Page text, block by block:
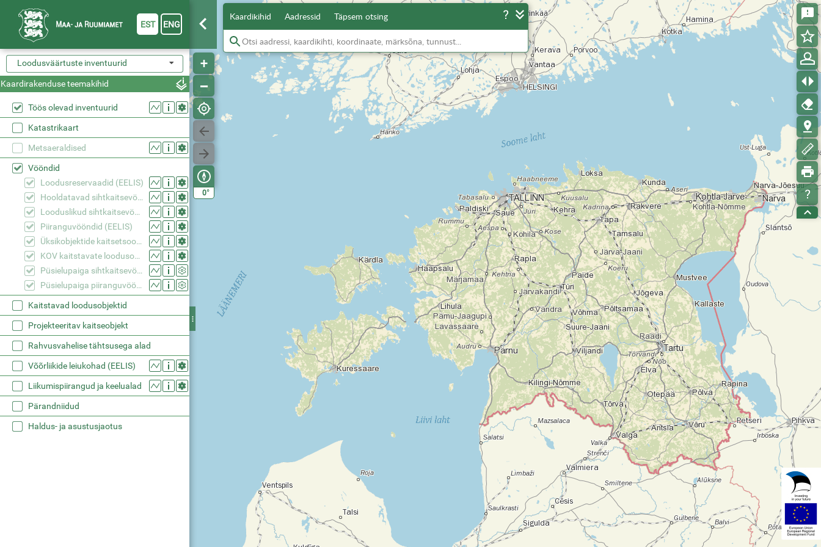
0°
Kaardikihid Aadressid Täpsem otsing
Loodusväärtuste inventuurid
Kaardirakenduse teemakihid
Töös olevad inventuurid
Katastrikaart
Metsaeraldised
Vööndid
Loodusreservaadid (EELIS)
Hooldatavad sihtkaitsevööndid (EELIS)
Looduslikud sihtkaitsevööndid (EELIS)
Piiranguvööndid (EELIS)
Üksikobjektide kaitsetsoonid (EELIS)
KOV kaitstavate loodusobjektide piiranguvööndid (EELIS)
Püsielupaiga sihtkaitsevöönd
Püsielupaiga piiranguvöönd
Kaitstavad loodusobjektid
Projekteeritav kaitseobjekt
Rahvusvahelise tähtsusega alad
Võõrliikide leiukohad (EELIS)
Liikumispiirangud ja keelualad
Pärandniidud
Haldus- ja asustusjaotus
EST ENG